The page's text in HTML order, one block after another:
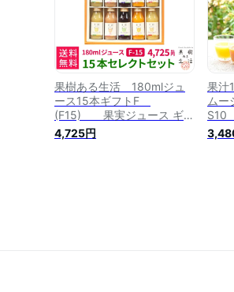
果樹ある生活 180mlジュ
ース15本ギフトF
(F15) 果実ジュース ギフ
ト 詰め合わせ プレゼント
贈り物 誕生日 結婚内祝い
4,725円
果汁
ムー
100
販